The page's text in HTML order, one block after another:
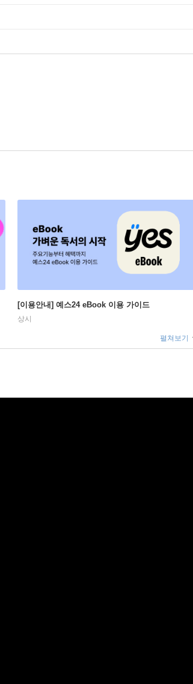
[이용안내] 예스24 eBook 이용 가이드
상시
펼쳐보기